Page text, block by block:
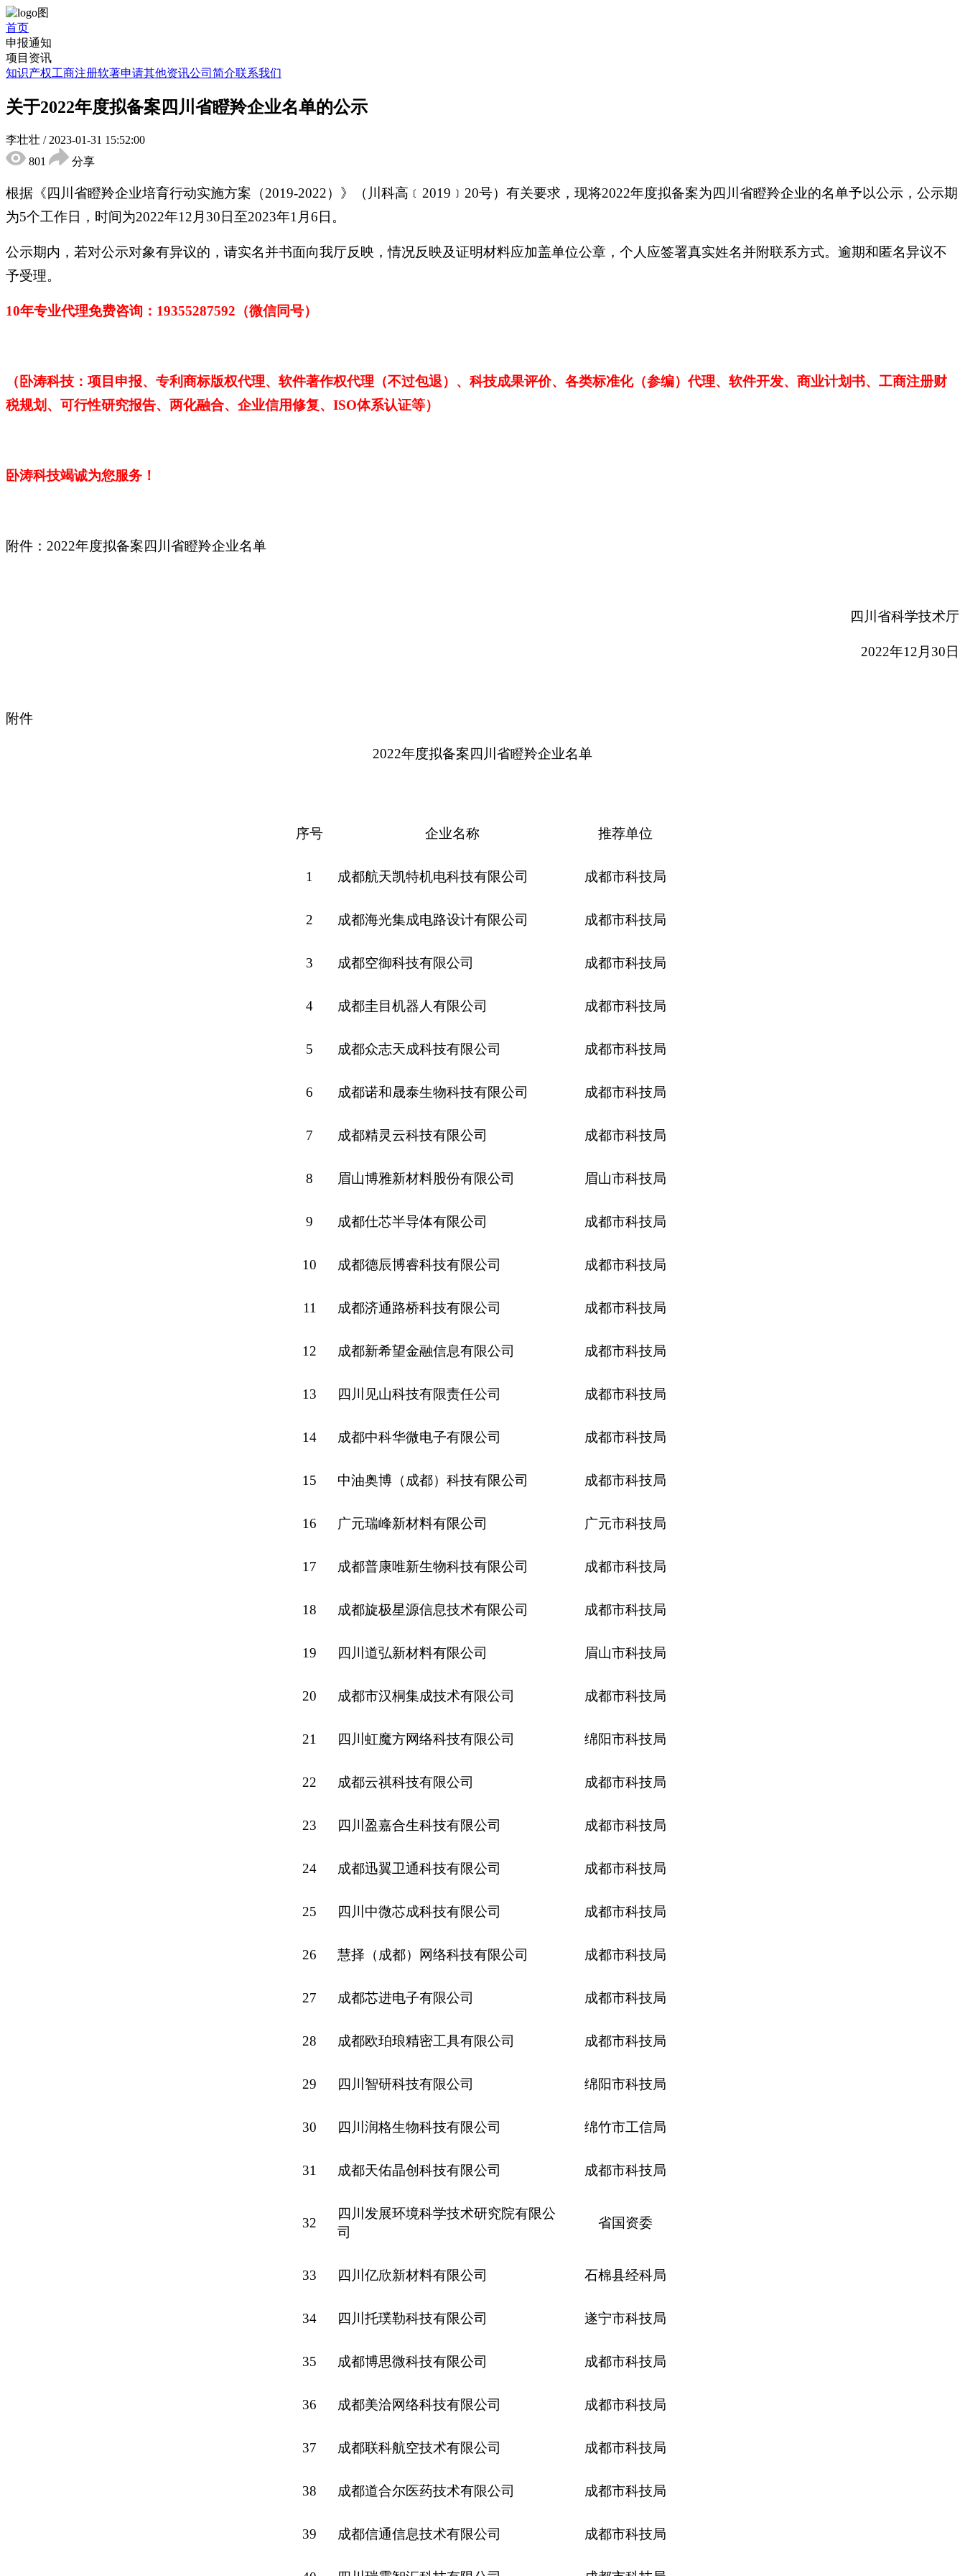
首页
申报通知
项目资讯
知识产权工商注册软著申请其他资讯公司简介联系我们
关于2022年度拟备案四川省瞪羚企业名单的公示
李壮壮 / 2023-01-31 15:52:00
801
分享
根据《四川省瞪羚企业培育行动实施方案（2019-2022）》（川科高﹝2019﹞20号）有关要求，现将2022年度拟备案为四川省瞪羚企业的名单予以公示，公示期
为5个工作日，时间为2022年12月30日至2023年1月6日。
公示期内，若对公示对象有异议的，请实名并书面向我厅反映，情况反映及证明材料应加盖单位公章，个人应签署真实姓名并附联系方式。逾期和匿名异议不
予受理。
10年专业代理免费咨询：19355287592 （微信同号）
（卧涛科技：项目申报、专利商标版权代理、软件著作权代理（不过包退）、科技成果评价、各类标准化（参编）代理、软件开发、商业计划书、工商注册财
税规划、可行性研究报告、两化融合、企业信用修复、 ISO体系认证等）
卧涛科技竭诚为您服务！
附件：2022年度拟备案四川省瞪羚企业名单
四川省科学技术厅
2022年12月30日
附件
2022年度拟备案四川省瞪羚企业名单
序号 企业名称 推荐单位
1 成都航天凯特机电科技有限公司 成都市科技局
2 成都海光集成电路设计有限公司 成都市科技局
3 成都空御科技有限公司 成都市科技局
4 成都圭目机器人有限公司 成都市科技局
5 成都众志天成科技有限公司 成都市科技局
6 成都诺和晟泰生物科技有限公司 成都市科技局
7 成都精灵云科技有限公司 成都市科技局
8 眉山博雅新材料股份有限公司 眉山市科技局
9 成都仕芯半导体有限公司 成都市科技局
10 成都德辰博睿科技有限公司 成都市科技局
11 成都济通路桥科技有限公司 成都市科技局
12 成都新希望金融信息有限公司 成都市科技局
13 四川见山科技有限责任公司 成都市科技局
14 成都中科华微电子有限公司 成都市科技局
15 中油奥博（成都）科技有限公司 成都市科技局
16 广元瑞峰新材料有限公司 广元市科技局
17 成都普康唯新生物科技有限公司 成都市科技局
18 成都旋极星源信息技术有限公司 成都市科技局
19 四川道弘新材料有限公司 眉山市科技局
20 成都市汉桐集成技术有限公司 成都市科技局
21 四川虹魔方网络科技有限公司 绵阳市科技局
22 成都云祺科技有限公司 成都市科技局
23 四川盈嘉合生科技有限公司 成都市科技局
24 成都迅翼卫通科技有限公司 成都市科技局
25 四川中微芯成科技有限公司 成都市科技局
26 慧择（成都）网络科技有限公司 成都市科技局
27 成都芯进电子有限公司 成都市科技局
28 成都欧珀琅精密工具有限公司 成都市科技局
29 四川智研科技有限公司 绵阳市科技局
30 四川润格生物科技有限公司 绵竹市工信局
31 成都天佑晶创科技有限公司 成都市科技局
32
四川发展环境科学技术研究院有限公
司
省国资委
33 四川亿欣新材料有限公司 石棉县经科局
34 四川托璞勒科技有限公司 遂宁市科技局
35 成都博思微科技有限公司 成都市科技局
36 成都美洽网络科技有限公司 成都市科技局
37 成都联科航空技术有限公司 成都市科技局
38 成都道合尔医药技术有限公司 成都市科技局
39 成都信通信息技术有限公司 成都市科技局